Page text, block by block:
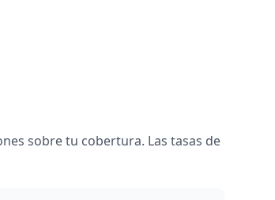
sobre tu cobertura. Las tasas de